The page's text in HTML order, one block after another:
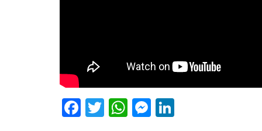
Facebook
Twitter
WhatsApp
Messenger